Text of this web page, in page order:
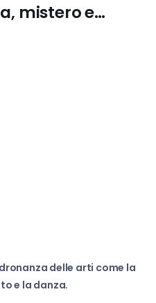
mistero e…
delle arti come la
e la danza.